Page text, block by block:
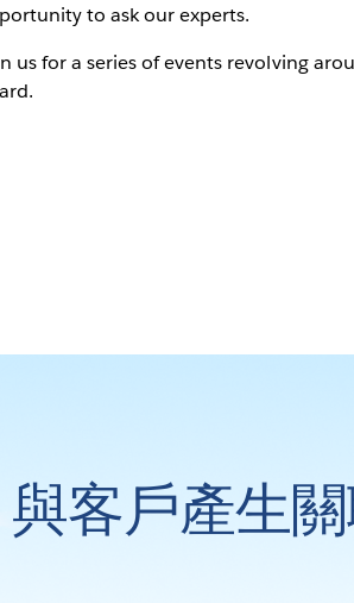
to ask our experts.
us for a series of events revolving
與客戶產生